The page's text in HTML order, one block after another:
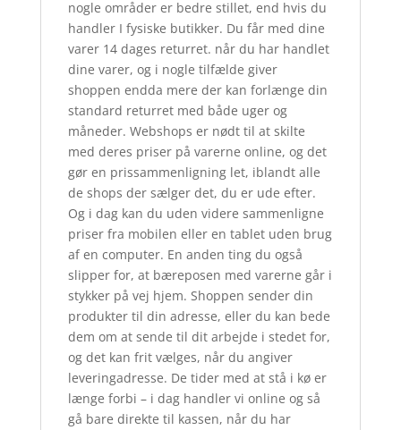
nogle områder er bedre stillet, end hvis du
handler I fysiske butikker. Du får med dine
varer 14 dages returret. når du har handlet
dine varer, og i nogle tilfælde giver
shoppen endda mere der kan forlænge din
standard returret med både uger og
måneder. Webshops er nødt til at skilte
med deres priser på varerne online, og det
gør en prissammenligning let, iblandt alle
de shops der sælger det, du er ude efter.
Og i dag kan du uden videre sammenligne
priser fra mobilen eller en tablet uden brug
af en computer. En anden ting du også
slipper for, at bæreposen med varerne går i
stykker på vej hjem. Shoppen sender din
produkter til din adresse, eller du kan bede
dem om at sende til dit arbejde i stedet for,
og det kan frit vælges, når du angiver
leveringadresse. De tider med at stå i kø er
længe forbi – i dag handler vi online og så
gå bare direkte til kassen, når du har